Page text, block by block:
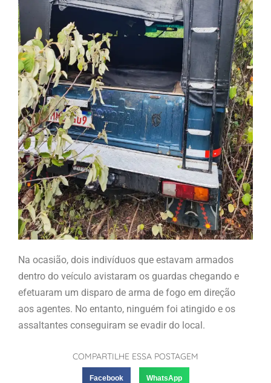
Na ocasião, dois indivíduos que estavam armados
dentro do veículo avistaram os guardas chegando e
efetuaram um disparo de arma de fogo em direção
aos agentes. No entanto, ninguém foi atingido e os
assaltantes conseguiram se evadir do local.
COMPARTILHE ESSA POSTAGEM
Facebook WhatsApp